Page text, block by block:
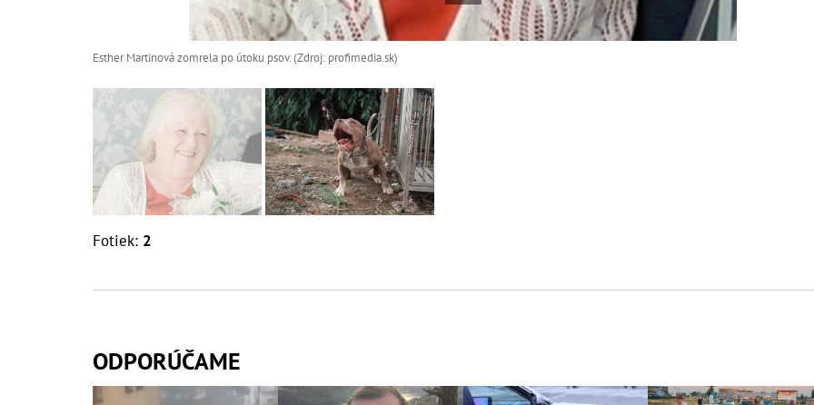
Esther Martinová zomrela po útoku psov. (Zdroj: profimedia.sk)
Fotiek: 2
ODPORÚČAME